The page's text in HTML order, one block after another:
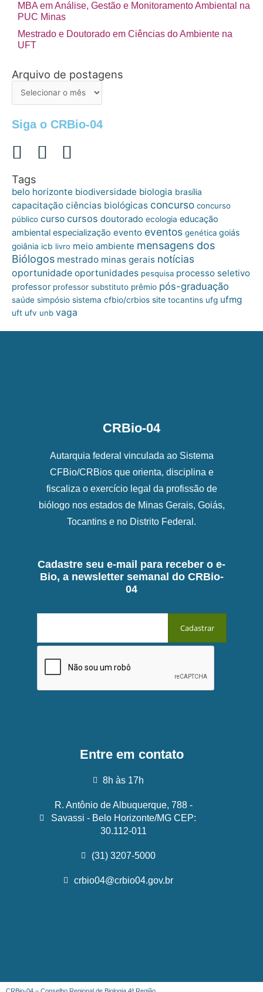
MBA em Análise, Gestão e Monitoramento Ambiental na
PUC Minas
Mestrado e Doutorado em Ciências do Ambiente na
UFT
Arquivo de postagens
Arquivo
Siga o CRBio-04
Tags
belo horizonte biodiversidade biologia brasília
capacitação ciências biológicas concurso concurso
público curso cursos doutorado ecologia educação
ambiental especialização evento eventos genética goiás
goiânia icb livro meio ambiente mensagens dos
Biólogos mestrado minas gerais notícias
oportunidade oportunidades pesquisa processo seletivo
professor professor substituto prêmio pós-graduação
saúde simpósio sistema cfbio/crbios site tocantins ufg ufmg
uft ufv unb vaga
CRBio-04
Autarquia federal vinculada ao Sistema
CFBio/CRBios que orienta, disciplina e
fiscaliza o exercício legal da profissão de
biólogo nos estados de Minas Gerais, Goiás,
Tocantins e no Distrito Federal.
Cadastre seu e-mail para receber o e-
Bio, a newsletter semanal do CRBio-
04
Entre em contato
8h às 17h
R. Antônio de Albuquerque, 788 -
Savassi - Belo Horizonte/MG CEP:
30.112-011
(31) 3207-5000
crbio04@crbio04.gov.br